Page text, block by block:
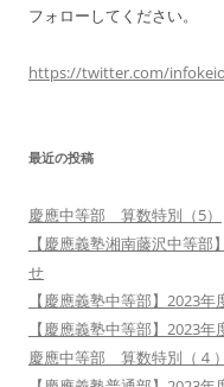
フォローしてください。
https://twitter.com/infokeio
最近の投稿
慶應中等部 算数特別（5）
【慶應義塾湘南藤沢中等
せ
【慶應義塾中等部】2023
【慶應義塾中等部】2023
慶應中等部 算数特別（４）